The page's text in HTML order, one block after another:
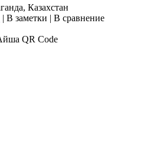
Казахстан
| В заметки | В сравнение